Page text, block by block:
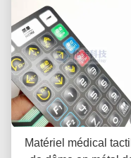
Matériel médical